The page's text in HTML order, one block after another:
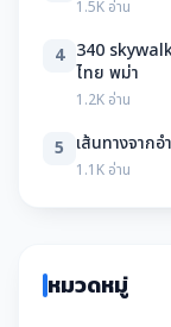
1.5K อ่าน
4 340 skywalk สกา
ไทย พม่า
1.2K อ่าน
5 เส้นทางจาก
1.1K อ่าน
หมวดหมู่